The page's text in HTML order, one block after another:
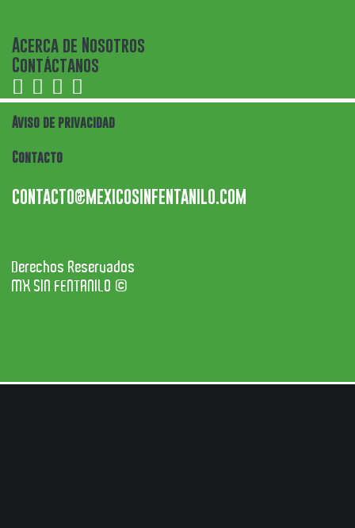
Acerca de Nosotros
Contáctanos
Aviso de privacidad
Contacto
CONTACTO@MEXICOSINFENTANILO.COM
Derechos Reservados
MX SIN FENTANILO ©